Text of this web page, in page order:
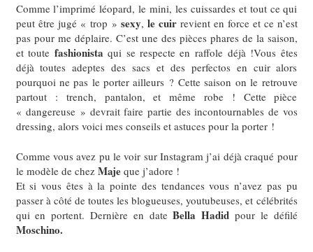
Comme l’imprimé léopard, le mini, les cuissardes et tout ce qui
peut être jugé « trop » sexy, le cuirrevient en force et ce n’est
pas pour me déplaire. C’est une des pièces phares de la saison,
et toutefashionista qui se respecte en raffole déjà !Vous êtes
déjà toutes adeptes des sacs et des perfectos en cuir alors
pourquoi ne pas le porter ailleurs ?Cette saison on le retrouve
partout : trench, pantalon, et même robe ! Cette pièce
« dangereuse » devrait faire partie des incontournables de vos
dressing, alors voici mes conseils et astuces pour la porter !
Comme vous avez pu le voir sur Instagram j’ai déjà craqué pour
le modèle de chez Maje que j’adore !
Et si vous êtes à la pointe des tendances vous n’avez pas pu
passer à côté de toutes les blogueuses, youtubeuses, et célébrités
qui en portent. Dernière en dateBella Hadid pour le défilé
Moschino.